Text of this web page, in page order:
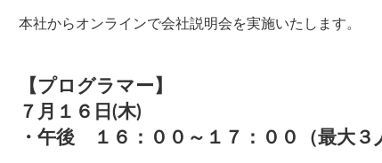
:
本社からオンラインで会社説明会を実施いたします。
【プログラマー】
７月１６日(木)
・午後 １６：００～１７：００（最大３